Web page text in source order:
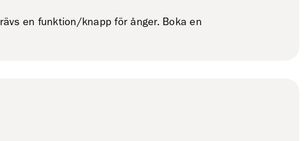
en funktion/knapp för ånger. Boka en